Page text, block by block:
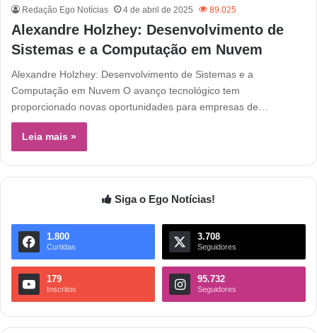
Redação Ego Notícias 4 de abril de 2025 89.025
Alexandre Holzhey: Desenvolvimento de
Sistemas e a Computação em Nuvem
Alexandre Holzhey: Desenvolvimento de Sistemas e a
Computação em Nuvem O avanço tecnológico tem
proporcionado novas oportunidades para empresas de…
Leia mais »
Siga o Ego Notícias!
1.800
Curtidas
3.708
Seguidores
179
Inscritos
95.732
Seguidores